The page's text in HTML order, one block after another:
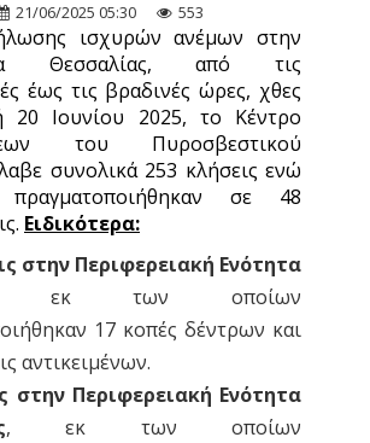
21/06/2025 05:30 553
ισχυρών ανέμων στην
Θεσσαλίας, από τις
έως τις βραδινές ώρες, χθες
20 Ιουνίου 2025, το Κέντρο
του Πυροσβεστικού
συνολικά 253 κλήσεις ενώ
πραγματοποιήθηκαν σε 48
Ειδικότερα:
στην Περιφερειακή Ενότητα
εκ των οποίων
17 κοπές δέντρων και
αντικειμένων.
στην Περιφερειακή Ενότητα
, εκ των οποίων